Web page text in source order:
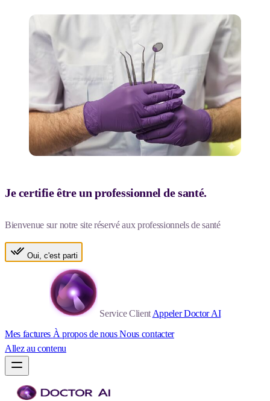
Je certifie être un professionnel de santé.
Bienvenue sur notre site réservé aux professionnels de santé
Oui, c'est parti
Service Client Appeler Doctor AI
Mes factures À propos de nousNous contacter
Allez au contenu